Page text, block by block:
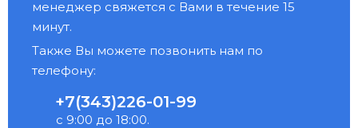
менеджер свяжется с Вами в течение 15
минут.
Также Вы можете позвонить нам по
телефону:
+7(343)226-01-99
с 9:00 до 18:00.